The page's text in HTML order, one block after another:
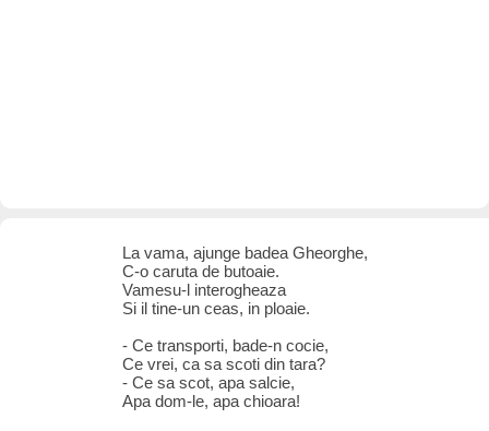
La vama, ajunge badea Gheorghe,
C-o caruta de butoaie.
Vamesu-l interogheaza
Si il tine-un ceas, in ploaie.
- Ce transporti, bade-n cocie,
Ce vrei, ca sa scoti din tara?
- Ce sa scot, apa salcie,
Apa dom-le, apa chioara!